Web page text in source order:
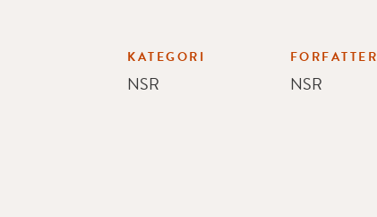
KATEGORI
NSR
FORFATTER
NSR